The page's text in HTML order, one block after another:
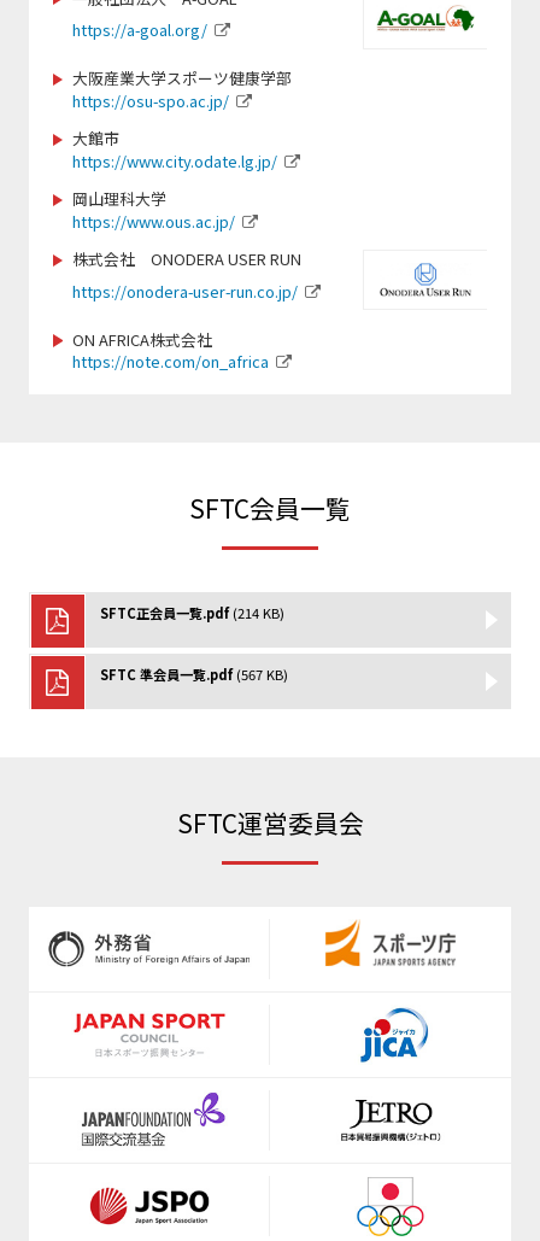
https://a-goal.org/
大阪産業大学スポーツ健康学部
https://osu-spo.ac.jp/
大館市
https://www.city.odate.lg.jp/
岡山理科大学
https://www.ous.ac.jp/
株式会社 ONODERA USER RUN
https://onodera-user-run.co.jp/
ON AFRICA株式会社
https://note.com/on_africa
https://www.nagoyaparkour.com/
https://www.scsagamihara.com/school/school
https://sbsso.com/
https://www.sports-f.co.jp/
https://www.sekisho.co.jp/
https://npo-sam.org/
https://www.jsaf.or.jp/fun/
https://www.shinkyokushinkai.co.jp/
www.jkf.ne.jp
https://www.anisa.or.jp/
https://jsfa-official.jp/
https://www.nittai.ac.jp/
https://jpn-gym.jp/
https://www.jtu.or.jp/
http://netball.jp/
https://www.jva.or.jp/
https://jppf.jp
https://fencing-jpn.jp/
https://www.jfda.or.jp/
https://japanflag.org/
SFTC会員一覧
SFTC正会員一覧.pdf(214 KB)
SFTC 準会員一覧.pdf(567 KB)
SFTC運営委員会